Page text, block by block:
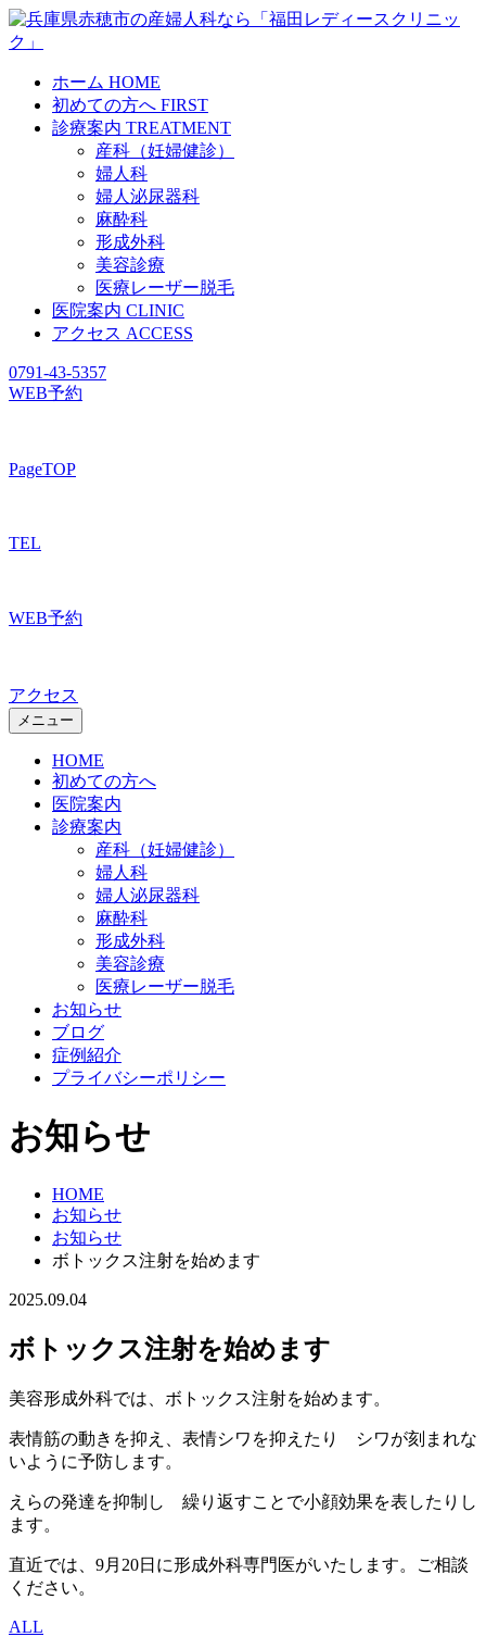
ホーム HOME
初めての方へ FIRST
診療案内 TREATMENT
産科（妊婦健診）
婦人科
婦人泌尿器科
麻酔科
形成外科
美容診療
医療レーザー脱毛
医院案内 CLINIC
アクセス ACCESS
0791-43-5357
WEB予約
PageTOP
TEL
WEB予約
アクセス
メニュー
HOME
初めての方へ
医院案内
診療案内
産科（妊婦健診）
婦人科
婦人泌尿器科
麻酔科
形成外科
美容診療
医療レーザー脱毛
お知らせ
ブログ
症例紹介
プライバシーポリシー
お知らせ
HOME
お知らせ
お知らせ
ボトックス注射を始めます
2025.09.04
ボトックス注射を始めます
美容形成外科では、ボトックス注射を始めます。
表情筋の動きを抑え、表情シワを抑えたり シワが刻まれな
いように予防します。
えらの発達を抑制し 繰り返すことで小顔効果を表したりし
ます。
直近では、9月20日に形成外科専門医がいたします。ご相談
ください。
ALL